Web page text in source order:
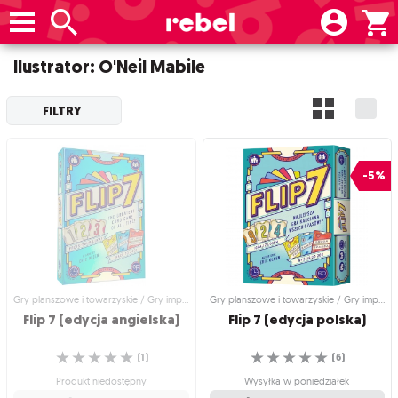
Ilustrator: O'Neil Mabile
FILTRY
Gry planszowe i towarzyskie / Gry imprezowe i towarzyskie
Flip7 (edycja angielska)
☆
☆
☆
☆
☆ (1)
Produkt niedostępny
-5%
Gry planszowe i towarzyskie / Gry imprezowe i towarzyskie
Flip 7 (edycja polska)
☆
☆
☆
☆
☆ (6)
Wysyłka w poniedziałek